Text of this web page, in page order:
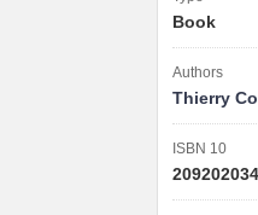
Book
Authors
Thierry
ISBN 10